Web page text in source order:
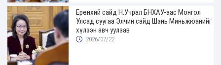
Ерөнхий сайд Н.Учрал БНХАУ-аас Монгол
Улсад суугаа Элчин сайд Шэнь Миньжюанийг
хүлээн авч уулзав
2026/07/22